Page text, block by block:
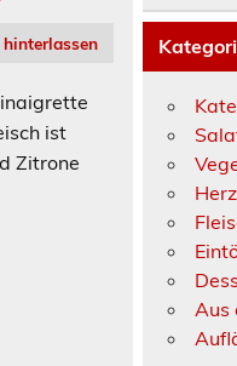
ist
Zitrone
Aus